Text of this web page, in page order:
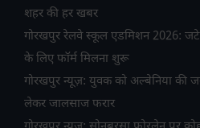
शहर की हर खबर
गोरखपुर रेलवे स्कूल एडमिशन 2026:
के लिए फॉर्म मिलना शुरू
गोरखपुर न्यूज़: युवक को अल्बेनिया की
लेकर जालसाज फरार